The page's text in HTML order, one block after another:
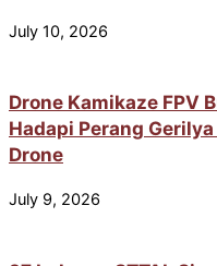
July 10, 2026
Drone Kamikaze FPV
Hadapi Perang
Drone
July 9, 2026